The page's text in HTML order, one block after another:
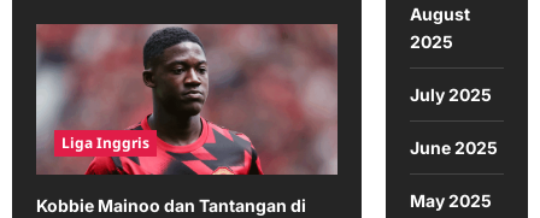
Casemiro
Bangkit
dan
Buktikan
Kritikan
Salah
di
Manchester
United
Liga Inggris
Kobbie Mainoo dan Tantangan di
August
2025
July 2025
June 2025
May 2025